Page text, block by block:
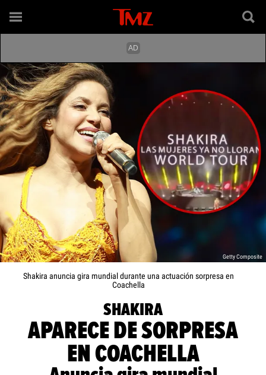
Getty Composite
Shakira anuncia gira mundial durante una actuación sorpresa en
Coachella
SHAKIRA
APARECE DE SORPRESA
EN COACHELLA